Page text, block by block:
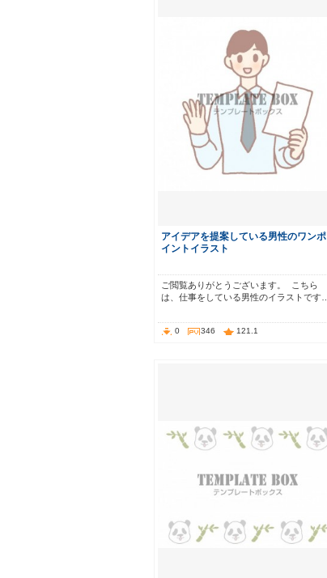
アイデアを提案している男性のワンポ
イントイラスト
ご閲覧ありがとうございます。 こちら
は、仕事をしている男性のイラストです…
0 346 121.1